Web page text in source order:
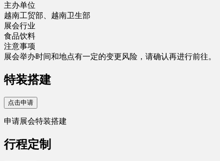
主办单位
越南工贸部、越南卫生部
展会行业
食品饮料
注意事项
展会举办时间和地点有一定的变更风险，请确认再进行前往。
特装搭建
点击申请
申请展会特装搭建
行程定制